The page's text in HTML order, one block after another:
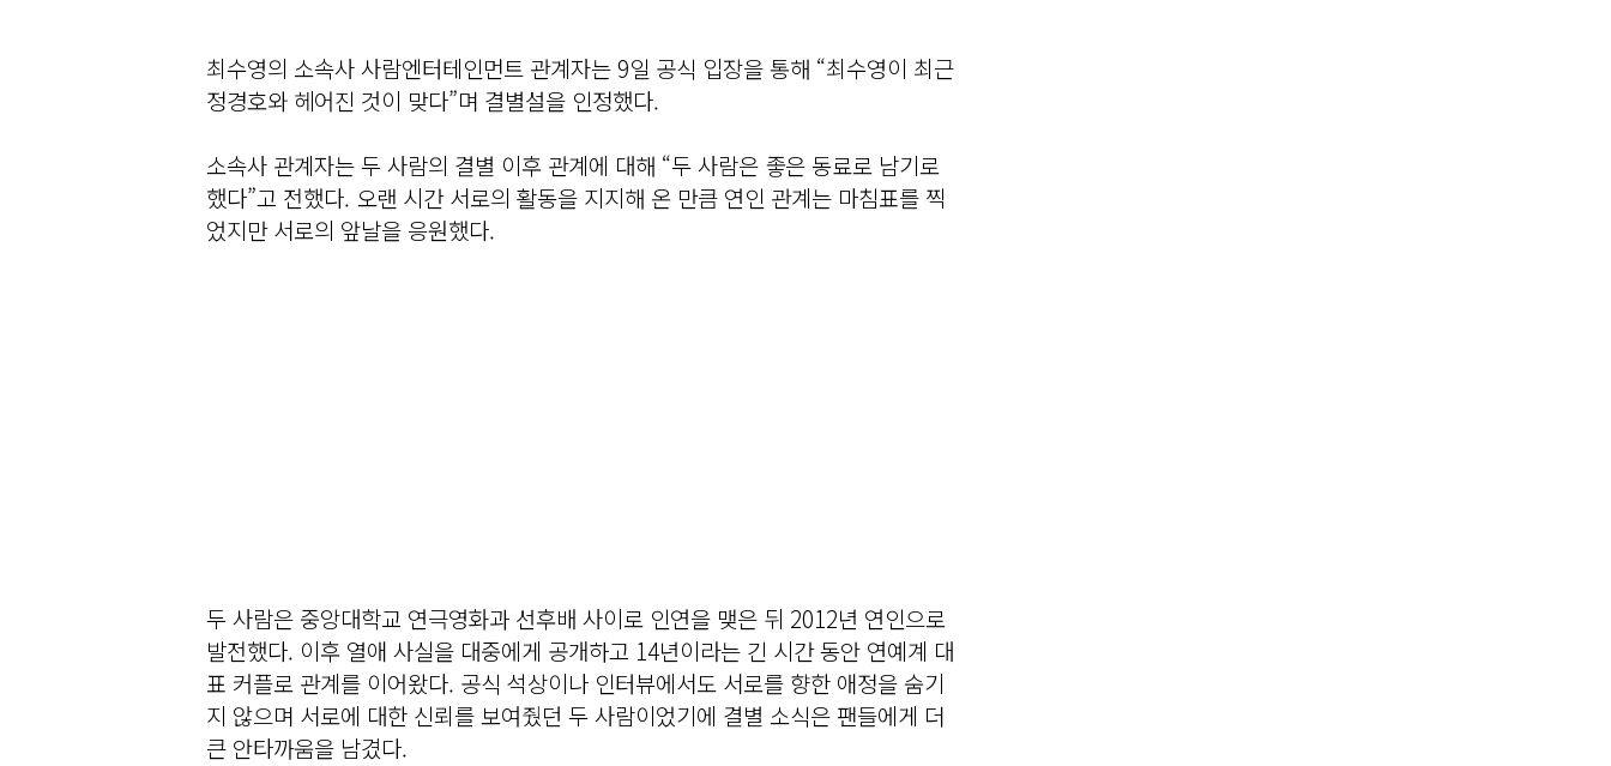
최수영의 소속사 사람엔터테인먼트 관계자는 9일 공식 입장을 통해 “최수영이 최근
정경호와 헤어진 것이 맞다”며 결별설을 인정했다.
소속사 관계자는 두 사람의 결별 이후 관계에 대해 “두 사람은 좋은 동료로 남기로
했다”고 전했다. 오랜 시간 서로의 활동을 지지해 온 만큼 연인 관계는 마침표를 찍
었지만 서로의 앞날을 응원했다.
두 사람은 중앙대학교 연극영화과 선후배 사이로 인연을 맺은 뒤 2012년 연인으로
발전했다. 이후 열애 사실을 대중에게 공개하고 14년이라는 긴 시간 동안 연예계 대
표 커플로 관계를 이어왔다. 공식 석상이나 인터뷰에서도 서로를 향한 애정을 숨기
지 않으며 서로에 대한 신뢰를 보여줬던 두 사람이었기에 결별 소식은 팬들에게 더
큰 안타까움을 남겼다.